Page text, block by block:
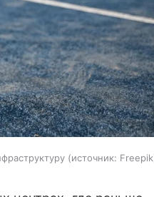
источник: Freepik